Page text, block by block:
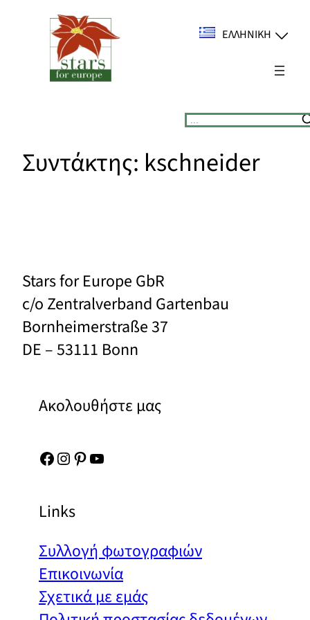
Μετάβαση
περιεχόμενο
ΕΛΛΗΝΙΚΉ
Suchen
Συντάκτης: kschneider
Stars for Europe GbR
c/o Zentralverband Gartenbau
Bornheimerstraße 37
DE – 53111 Bonn
Ακολουθήστε μας
Facebook Instagram Pinterest YouTube
Links
Συλλογή φωτογραφιών
Επικοινωνία
Σχετικά με εμάς